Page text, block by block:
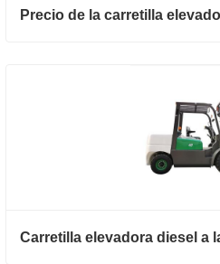
Precio de la carretilla
Carretilla elevadora diesel a